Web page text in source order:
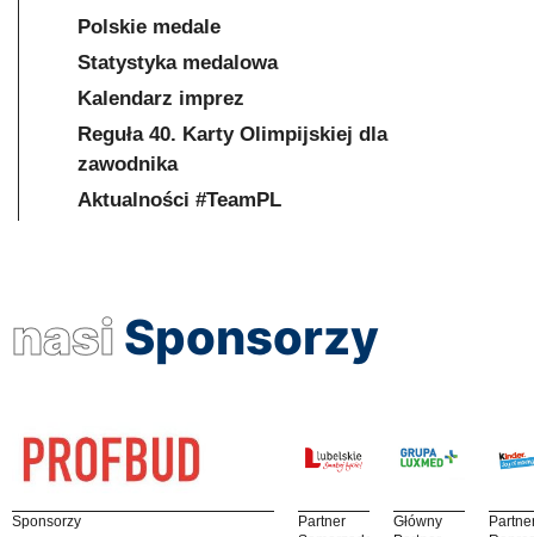
Polskie medale
Statystyka medalowa
Kalendarz imprez
Reguła 40. Karty Olimpijskiej dla
zawodnika
Aktualności #TeamPL
nasi Sponsorzy
Sponsorzy
Partner
Główny